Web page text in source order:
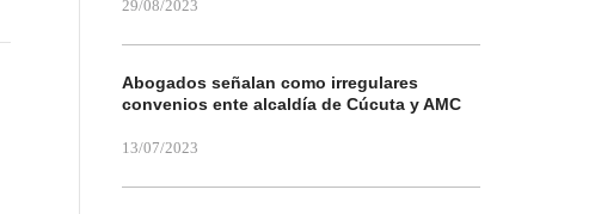
29/08/2023
Abogados señalan como irregulares
convenios ente alcaldía de Cúcuta y AMC
13/07/2023